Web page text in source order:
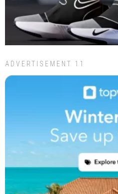
ADVERTISEMENT 11